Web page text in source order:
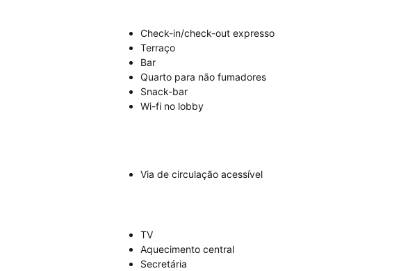
Check-in/check-out expresso
Terraço
Bar
Quarto para não fumadores
Snack-bar
Wi-fi no lobby
Via de circulação acessível
TV
Aquecimento central
Secretária